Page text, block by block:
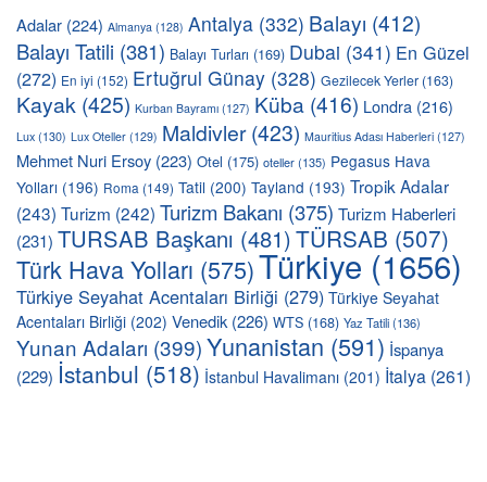
Adalar (224) Almanya (128) Antalya (332) Balayı (412)
Balayı Tatili (381) Balayı Turları (169) Dubai (341) En Güzel
(272) En iyi (152) Ertuğrul Günay (328) Gezilecek Yerler (163)
Kayak (425) Kurban Bayramı (127) Küba (416) Londra (216)
Lux (130) Lux Oteller (129) Maldivler(423) Mauritius Adası Haberleri (127)
Mehmet Nuri Ersoy (223) Otel (175) oteller(135) Pegasus Hava
Yolları (196) Roma (149) Tatil (200) Tayland (193) Tropik Adalar
(243) Turizm (242) Turizm Bakanı (375) Turizm Haberleri
(231) TURSAB Başkanı (481)TÜRSAB (507)
Türk Hava Yolları (575)Türkiye (1656)
Türkiye Seyahat Acentaları Birliği (279) Türkiye Seyahat
Acentaları Birliği (202) Venedik (226) WTS (168) Yaz Tatili(136)
Yunan Adaları (399)Yunanistan (591) İspanya
(229) İstanbul (518) İstanbul Havalimanı (201) İtalya (261)